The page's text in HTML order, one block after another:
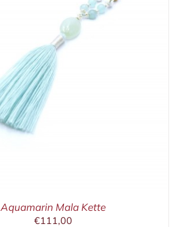
Aquamarin Mala Kette
€111,00